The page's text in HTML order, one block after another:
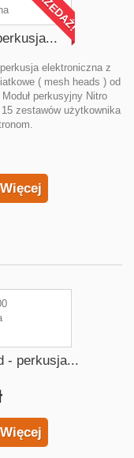
elektroniczna z
( mesh heads ) od
perkusyjny Nitro
zestawów użytkownika
Więcej
- perkusja...
Więcej